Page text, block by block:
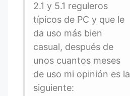
2.1 y 5.1 reguleros
típicos de PC y que le
da uso más bien
casual, después de
unos cuantos meses
de uso mi opinión es la
siguiente: